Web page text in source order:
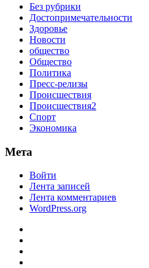
Без рубрики
Достопримечательности
Здоровье
Новости
общество
Общество
Политика
Пресс-релизы
Происшествия
Происшествия2
Спорт
Экономика
Мета
Войти
Лента записей
Лента комментариев
WordPress.org